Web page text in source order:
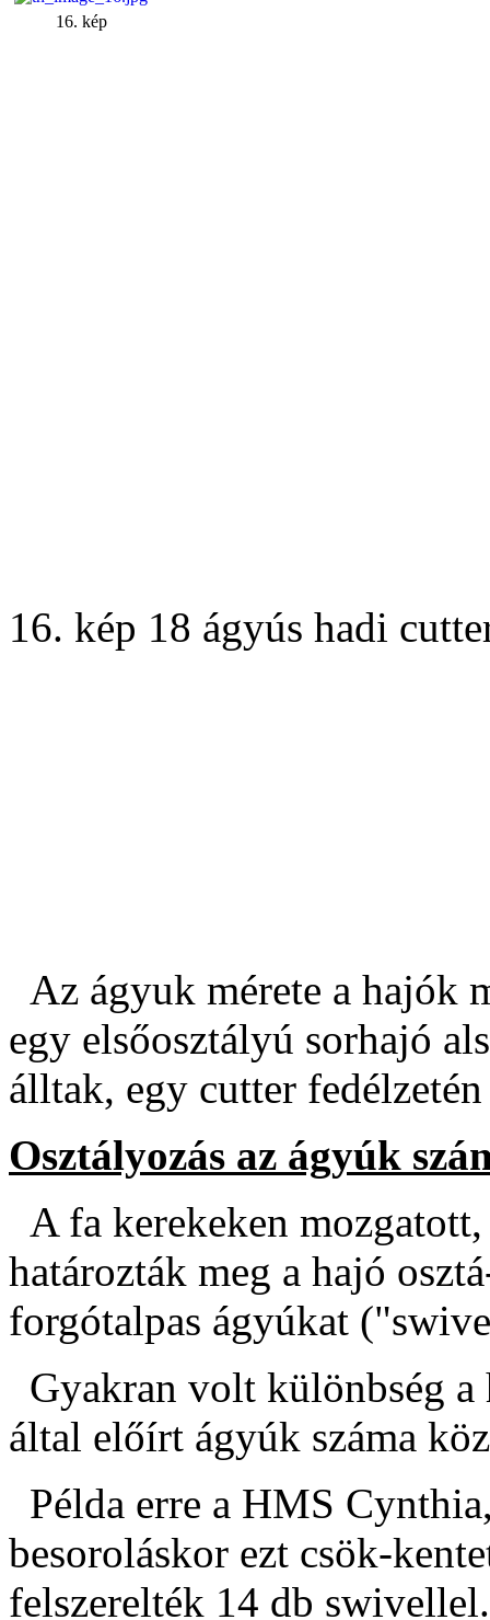
16. kép
16. kép 18 ágyús hadi
Az ágyuk mérete a hajók
egy elsőosztályú sorhajó
álltak, egy cutter
Osztályozás az ágyúk
A fa kerekeken
határozták meg a hajó
forgótalpas ágyúkat
Gyakran volt különbség
által előírt ágyúk száma
Példa erre a HMS
besoroláskor ezt csök-
felszerelték 14 db swivellel.